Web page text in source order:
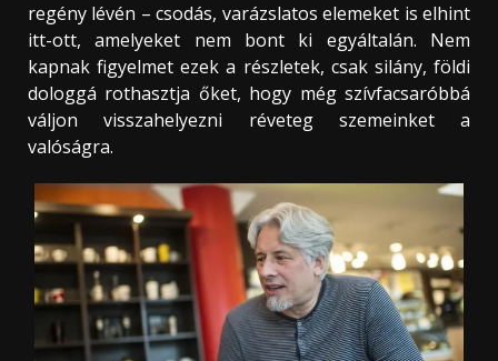
regény lévén – csodás, varázslatos elemeket is elhint
itt-ott, amelyeket nem bont ki egyáltalán. Nem
kapnak figyelmet ezek a részletek, csak silány, földi
dologgá rothasztja őket, hogy még szívfacsaróbbá
váljon visszahelyezni réveteg szemeinket a
valóságra.